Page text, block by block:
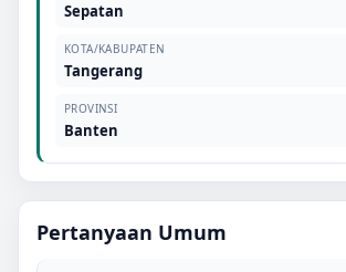
Sepatan
KOTA/KABUPATEN
Tangerang
PROVINSI
Banten
Pertanyaan Umum